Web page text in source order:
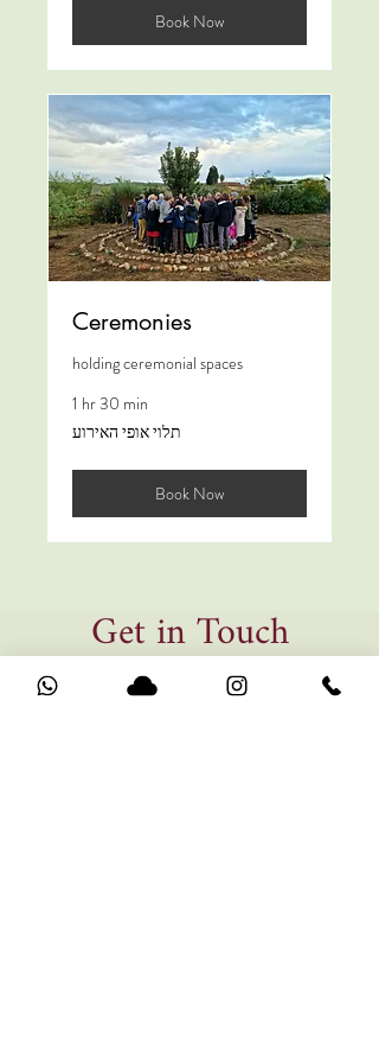
Book Now
Ceremonies
holding ceremonial spaces
1 hr 30 min
תלוי
אופי
תלוי אופי האירוע
Book Now
Get in Touch
noatalel155@gmail.com / Tel.+972-545307487
Jerusalem, Israel